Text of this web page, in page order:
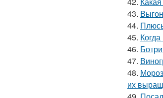
43.
44.
45.
46.
47.
48.
их